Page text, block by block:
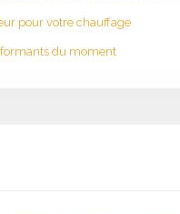
pour votre chauffage
du moment